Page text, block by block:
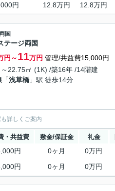
円 12.8万円 12.8万円
国
テージ両国
円～11万円 管理/共益費15,000円
22.75㎡ (1K) /築16年 /14階建
「浅草橋 」駅 徒歩14分
詳しくご案内
・共益費 敷金/保証金 礼金
円 0ヶ月 0万円
円 0ヶ月 0万円